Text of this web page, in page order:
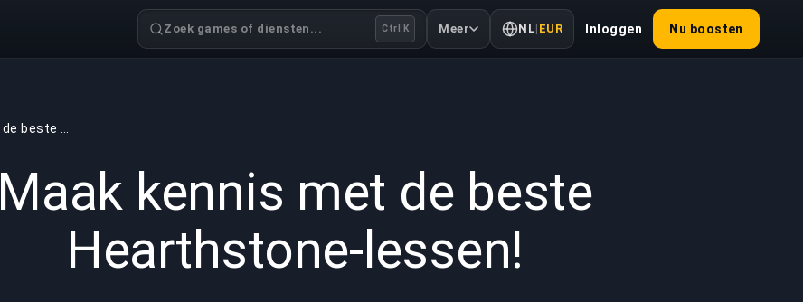
Zoek games of diensten... Ctrl K Meer NL| EUR Inloggen Nu boosten
Maak kennis met de beste
Hearthstone-lessen!